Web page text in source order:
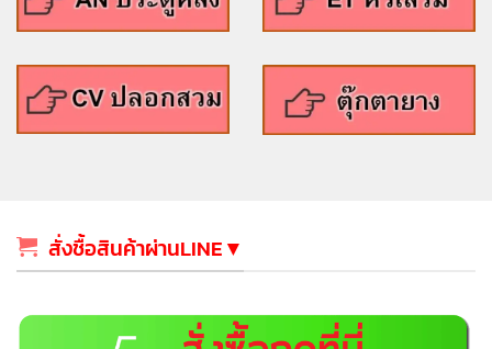
สั่งชื้อสินค้าผ่านLINE▼